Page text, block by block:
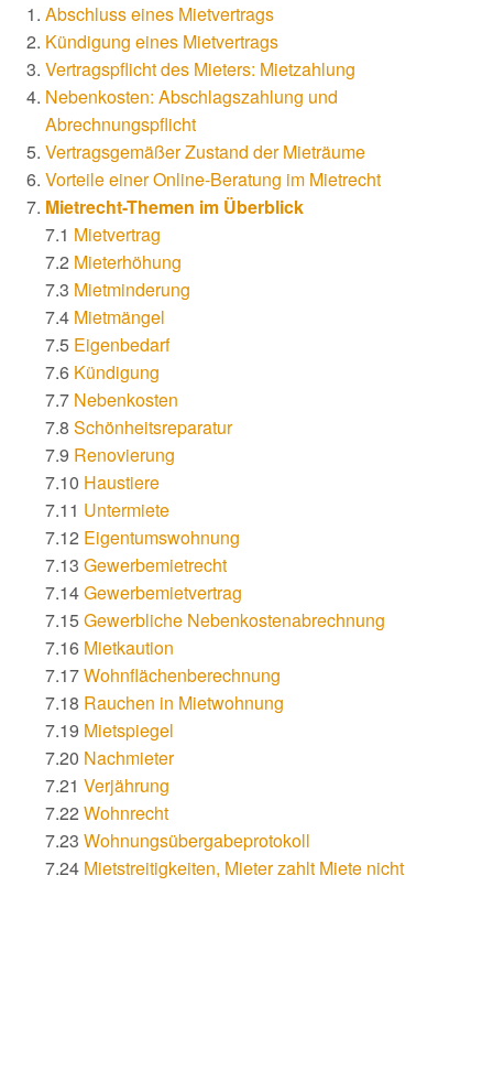
Abschluss eines Mietvertrags
Kündigung eines Mietvertrags
Vertragspflicht des Mieters: Mietzahlung
Nebenkosten: Abschlagszahlung und
Abrechnungspflicht
Vertragsgemäßer Zustand der Mieträume
Vorteile einer Online-Beratung im Mietrecht
Mietrecht-Themen im Überblick
7.1 Mietvertrag
7.2 Mieterhöhung
7.3 Mietminderung
7.4 Mietmängel
7.5 Eigenbedarf
7.6 Kündigung
7.7 Nebenkosten
7.8 Schönheitsreparatur
7.9 Renovierung
7.10 Haustiere
7.11 Untermiete
7.12 Eigentumswohnung
7.13 Gewerbemietrecht
7.14Gewerbemietvertrag
7.15Gewerbliche Nebenkostenabrechnung
7.16 Mietkaution
7.17Wohnflächenberechnung
7.18 Rauchen in Mietwohnung
7.19 Mietspiegel
7.20 Nachmieter
7.21 Verjährung
7.22 Wohnrecht
7.23 Wohnungsübergabeprotokoll
7.24 Mietstreitigkeiten, Mieter zahlt Miete nicht